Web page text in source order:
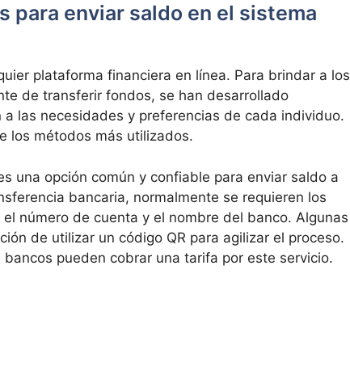
para enviar saldo en el sistema
plataforma financiera en línea. Para brindar a los
de transferir fondos, se han desarrollado
las necesidades y preferencias de cada individuo.
los métodos más utilizados.
una opción común y confiable para enviar saldo a
bancaria, normalmente se requieren los
número de cuenta y el nombre del banco. Algunas
de utilizar un código QR para agilizar el proceso.
pueden cobrar una tarifa por este servicio.